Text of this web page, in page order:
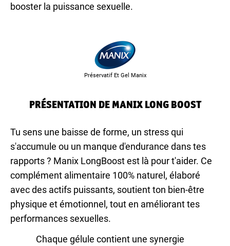
booster la puissance sexuelle.
Préservatif Et Gel Manix
PRÉSENTATION DE MANIX LONG BOOST
Tu sens une baisse de forme, un stress qui
s'accumule ou un manque d'endurance dans tes
rapports ? Manix LongBoost est là pour t'aider. Ce
complément alimentaire 100% naturel, élaboré
avec des actifs puissants, soutient ton bien-être
physique et émotionnel, tout en améliorant tes
performances sexuelles.
Chaque gélule contient une synergie